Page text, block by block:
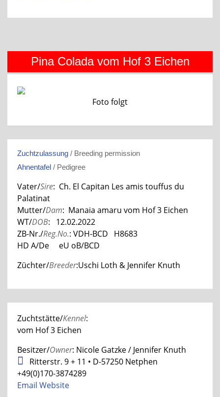
Pina Colada vom Hof 3 Eichen
Foto folgt
Zuchtzulassung / Breeding permission
Ahnentafel / Pedigree
Vater/Sire: Ch. El Capitan Les amis touffus du
Palatinat
Mutter/Dam: Manaia amaru vom Hof 3 Eichen
WT/DOB: 12.02.2022
ZB-Nr./Reg.No.: VDH-BCD H8683
HD A/De eU oB/BCD
Züchter/Breeder:Uschi Loth & Jennifer Knuth
Zuchtstätte/Kennel:
vom Hof 3 Eichen
Besitzer/Owner: Nicole Gatzke / Jennifer Knuth
Ritterstr. 9 + 11 • D-57250 Netphen
+49(0)170-3874289
Email Website